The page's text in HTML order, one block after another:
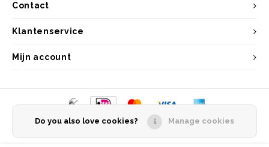
Contact
Klantenservice
Mijn account
© Copyright 2026 Entrepôt Holland - Powered byLightspeed- Theme by
Do you also love cookies? Manage cookies